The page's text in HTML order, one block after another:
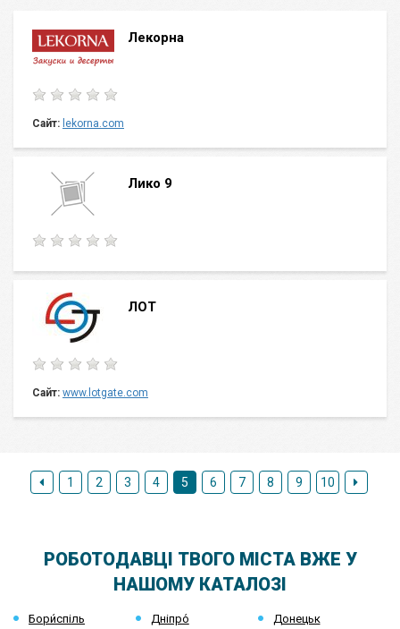
Лекорна
Сайт: lekorna.com
Лико 9
ЛОТ
Сайт: www.lotgate.com
1 2 3 4 5 6 7 8 9 10
РОБОТОДАВЦІ ТВОГО МІСТА ВЖЕ У
НАШОМУ КАТАЛОЗІ
Бори́спіль Дніпро́ Донецьк